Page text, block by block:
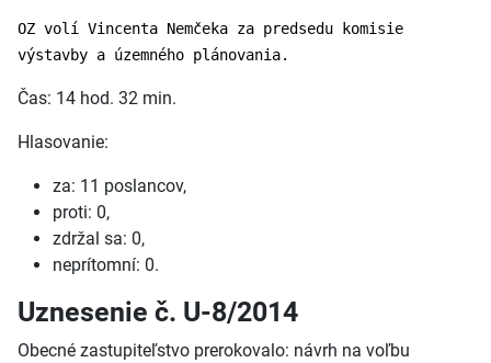
OZ volí Vincenta Nemčeka za predsedu komisie
výstavby a územného plánovania.
Čas: 14 hod. 32 min.
Hlasovanie:
za: 11 poslancov,
proti: 0,
zdržal sa: 0,
neprítomní: 0.
Uznesenie č. U-8/2014
Obecné zastupiteľstvo prerokovalo: návrh na voľbu